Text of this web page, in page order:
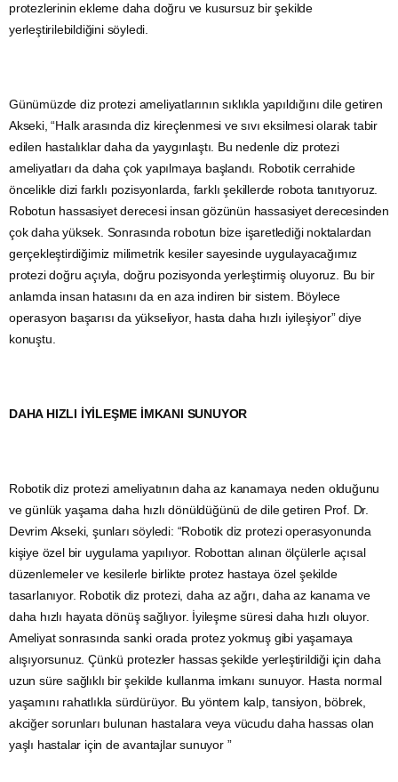
protezlerinin ekleme daha doğru ve kusursuz bir şekilde
yerleştirilebildiğini söyledi.
Günümüzde diz protezi ameliyatlarının sıklıkla yapıldığını dile getiren
Akseki, “Halk arasında diz kireçlenmesi ve sıvı eksilmesi olarak tabir
edilen hastalıklar daha da yaygınlaştı. Bu nedenle diz protezi
ameliyatları da daha çok yapılmaya başlandı. Robotik cerrahide
öncelikle dizi farklı pozisyonlarda, farklı şekillerde robota tanıtıyoruz.
Robotun hassasiyet derecesi insan gözünün hassasiyet derecesinden
çok daha yüksek. Sonrasında robotun bize işaretlediği noktalardan
gerçekleştirdiğimiz milimetrik kesiler sayesinde uygulayacağımız
protezi doğru açıyla, doğru pozisyonda yerleştirmiş oluyoruz. Bu bir
anlamda insan hatasını da en aza indiren bir sistem. Böylece
operasyon başarısı da yükseliyor, hasta daha hızlı iyileşiyor” diye
konuştu.
DAHA HIZLI İYİLEŞME İMKANI SUNUYOR
Robotik diz protezi ameliyatının daha az kanamaya neden olduğunu
ve günlük yaşama daha hızlı dönüldüğünü de dile getiren Prof. Dr.
Devrim Akseki, şunları söyledi: “Robotik diz protezi operasyonunda
kişiye özel bir uygulama yapılıyor. Robottan alınan ölçülerle açısal
düzenlemeler ve kesilerle birlikte protez hastaya özel şekilde
tasarlanıyor. Robotik diz protezi, daha az ağrı, daha az kanama ve
daha hızlı hayata dönüş sağlıyor. İyileşme süresi daha hızlı oluyor.
Ameliyat sonrasında sanki orada protez yokmuş gibi yaşamaya
alışıyorsunuz. Çünkü protezler hassas şekilde yerleştirildiği için daha
uzun süre sağlıklı bir şekilde kullanma imkanı sunuyor. Hasta normal
yaşamını rahatlıkla sürdürüyor. Bu yöntem kalp, tansiyon, böbrek,
akciğer sorunları bulunan hastalara veya vücudu daha hassas olan
yaşlı hastalar için de avantajlar sunuyor ”